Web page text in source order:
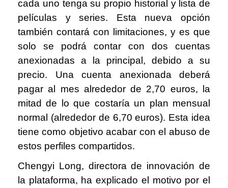
cada uno tenga su propio historial y lista de
películas y series. Esta nueva opción
también contará con limitaciones, y es que
solo se podrá contar con dos cuentas
anexionadas a la principal, debido a su
precio. Una cuenta anexionada deberá
pagar al mes alrededor de 2,70 euros, la
mitad de lo que costaría un plan mensual
normal (alrededor de 6,70 euros). Esta idea
tiene como objetivo acabar con el abuso de
estos perfiles compartidos.
Chengyi Long, directora de innovación de
la plataforma, ha explicado el motivo por el